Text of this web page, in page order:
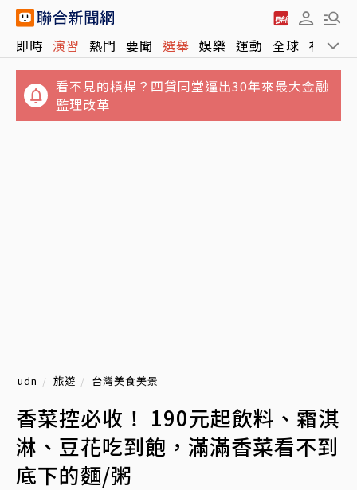
即時 演習 熱門 要聞 選舉 娛樂 運動 全球 社會
綠燈剛起步！89歲老婦過馬路遭大貨車猛撞 腹
部重創當場不治
監理改革
udn 旅遊 台灣美食美景
香菜控必收！ 190元起飲料、霜淇
淋、豆花吃到飽，滿滿香菜看不到
底下的麵/粥